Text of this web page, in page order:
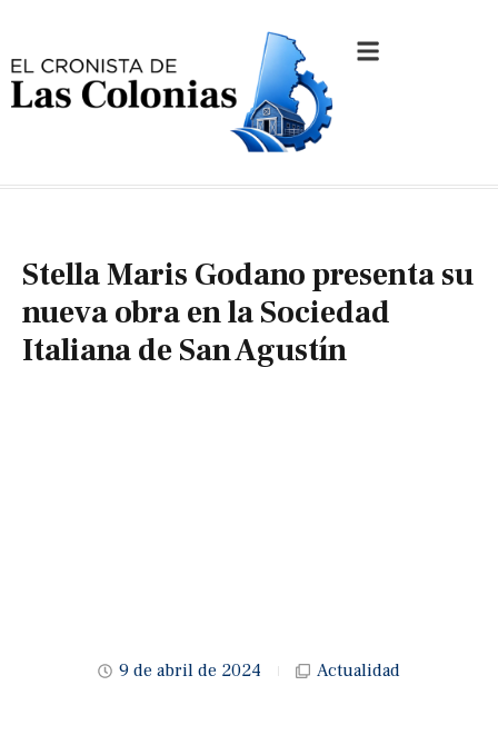
Stella Maris Godano presenta su
nueva obra en la Sociedad
Italiana de San Agustín
9 de abril de 2024 Actualidad